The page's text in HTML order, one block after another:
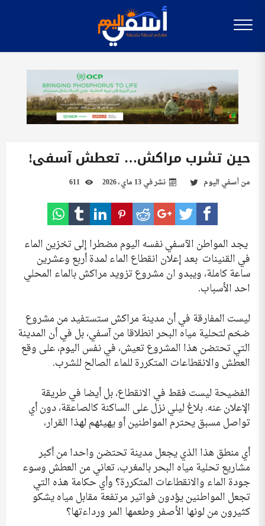
حين تشرب مراكش… تعطش آسفي!
منأسفي اليوم نشر في13 ماي، 2026
يجد المواطن الآسفي نفسه اليوم مضطرا إلى تخزين الماء
في القنينات بعد إعلان انقطاع الماء لمدة أربع وعشرين
ساعة كاملة، ويبدو ان مشروع تزويد مراكش بالماء المحلي
احد الأسباب.
ليست المفارقة في أن مدينة مراكش ستستفيد من مشروع
ضخم لتحلية مياه البحر انطلاقا من آسفي، بل في أن المدينة
التي تحتضن هذا المشروع تعيش، في نفس اليوم، على وقع
العطش والانقطاعات المتكررة للماء الصالح للشرب.
الفضيحة ليست فقط في الانقطاع، بل أيضا في طريقة
الإعلان عنه. بلاغ ليلي نزل على الساكنة كالصاعقة، دون أي
تواصل مسبق يحترم المواطنين أو يهيئهم لهذا القرار،
أي منطق هذا الذي يجعل مدينة تحتضن واحدا من أكبر
مشاريع تحلية مياه البحر بالمغرب، تعاني من العطش وسوء
جودة الماء والانقطاعات المتكررة؟ وأي حكامة هذه التي
تجعل المواطنين يؤدون فواتير مرتفعة مقابل مياه يشكو
كثيرون من لونها الأصفر وطعمها المر ورداءتها؟